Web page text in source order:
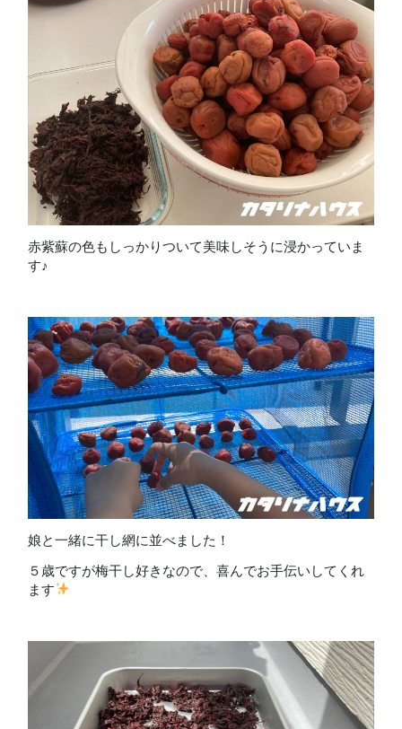
赤紫蘇の色もしっかりついて美味しそうに浸かっていま
す♪
娘と一緒に干し網に並べました！
５歳ですが梅干し好きなので、喜んでお手伝いしてくれ
ます